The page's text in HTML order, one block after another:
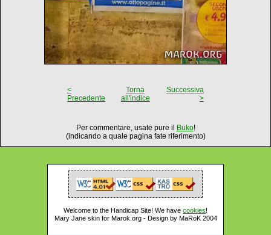
<
Precedente
Torna
all'indice
Successiva
>
Per commentare, usate pure il Buko!
(indicando a quale pagina fate riferimento)
Welcome to the Handicap Site! We have cookies!
Mary Jane skin for Marok.org - Design by MaRoK 2004